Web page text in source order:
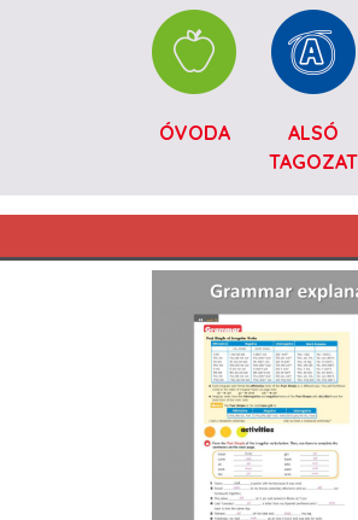
ÓVODA
ALSÓ
TAGOZAT
Image (full view)